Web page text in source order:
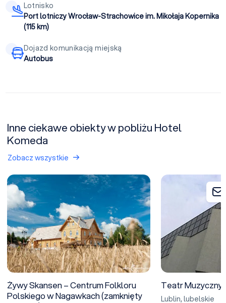
Lotnisko
Port lotniczy Wrocław-Strachowice im. Mikołaja Kopernika
(115 km)
Dojazd komunikacją miejską
Autobus
Inne ciekawe obiekty w pobliżu Hotel
Komeda
Zobacz wszystkie
Żywy Skansen – Centrum Folkloru Polskiego w Nagawkach
Żywy Skansen – Centrum Folkloru
Polskiego w Nagawkach (zamknięty
Teatr Muzyczny
Teatr Muzyczny
Lublin,lubelskie